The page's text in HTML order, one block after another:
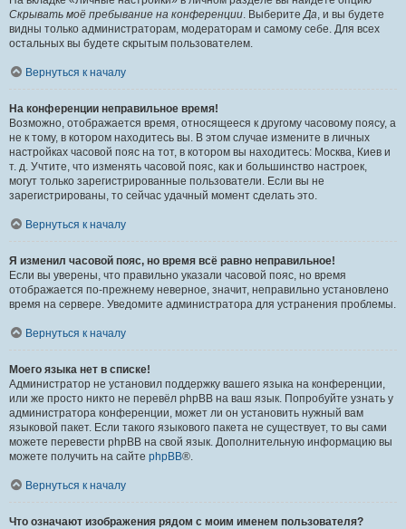
Скрывать моё пребывание на конференции. ВыберитеДа, и вы будете
видны только администраторам, модераторам и самому себе. Для всех
остальных вы будете скрытым пользователем.
Вернуться к началу
На конференции неправильное время!
Возможно, отображается время, относящееся к другому часовому поясу, а
не к тому, в котором находитесь вы. В этом случае измените в личных
настройках часовой пояс на тот, в котором вы находитесь: Москва, Киев и
т. д. Учтите, что изменять часовой пояс, как и большинство настроек,
могут только зарегистрированные пользователи. Если вы не
зарегистрированы, то сейчас удачный момент сделать это.
Вернуться к началу
Я изменил часовой пояс, но время всё равно неправильное!
Если вы уверены, что правильно указали часовой пояс, но время
отображается по-прежнему неверное, значит, неправильно установлено
время на сервере. Уведомите администратора для устранения проблемы.
Вернуться к началу
Моего языка нет в списке!
Администратор не установил поддержку вашего языка на конференции,
или же просто никто не перевёл phpBB на ваш язык. Попробуйте узнать у
администратора конференции, может ли он установить нужный вам
языковой пакет. Если такого языкового пакета не существует, то вы сами
можете перевести phpBB на свой язык. Дополнительную информацию вы
можете получить на сайте phpBB®.
Вернуться к началу
Что означают изображения рядом с моим именем пользователя?